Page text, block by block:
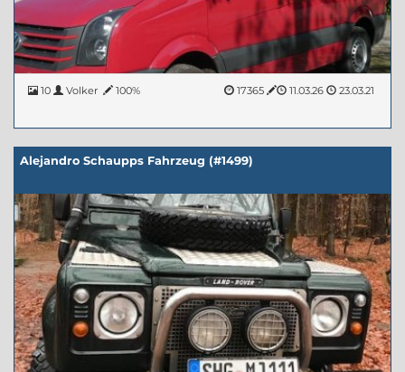
10 23.03.21
Volker 11.03.26
100% 17365
Alejandro Schaupps Fahrzeug (#1499)